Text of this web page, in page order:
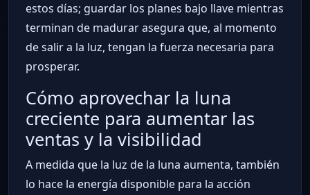
estos días; guardar los planes bajo llave mientras
terminan de madurar asegura que, al momento
de salir a la luz, tengan la fuerza necesaria para
prosperar.
Cómo aprovechar la luna
creciente para aumentar las
ventas y la visibilidad
A medida que la luz de la luna aumenta, también
lo hace la energía disponible para la acción